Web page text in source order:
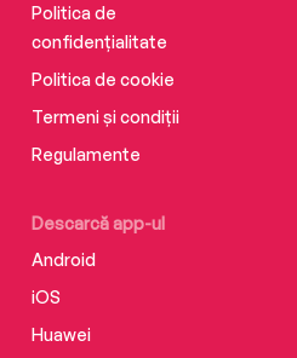
Descarcă app-ul
Android
iOS
Huawei
Politica de
confidențialitate
Politica de cookie
Termeni și condiții
Regulamente